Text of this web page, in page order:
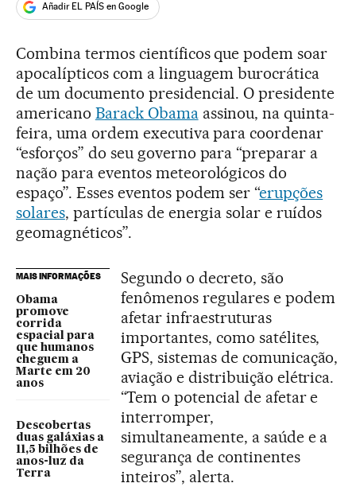
Añadir EL PAÍS en Google
Combina termos científicos que podem soar
apocalípticos com a linguagem burocrática
de um documento presidencial. O presidente
americano Barack Obamaassinou, na quinta-
feira, uma ordem executiva para coordenar
“esforços” do seu governo para “preparar a
nação para eventos meteorológicos do
espaço”. Esses eventos podem ser “erupções
solares, partículas de energia solar e ruídos
geomagnéticos”.
MAIS INFORMAÇÕES
Obama
promove
corrida
espacial para
que humanos
cheguem a
Marte em 20
anos
Descobertas
duas galáxias a
11,5 bilhões de
anos-luz da
Terra
Segundo o decreto, são
fenômenos regulares e podem
afetar infraestruturas
importantes, como satélites,
GPS, sistemas de comunicação,
aviação e distribuição elétrica.
“Tem o potencial de afetar e
interromper,
simultaneamente, a saúde e a
segurança de continentes
inteiros”, alerta.